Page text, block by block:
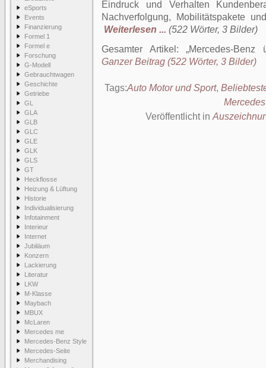
eSports
Events
Finanzierung
Formel 1
Formel e
Forschung
G-Modell
Gebrauchtwagen
Geschichte
Getriebe
GL
GLA
GLB
GLC
GLE
GLK
GLS
GT
Heckflosse
Heizung & Lüftung
Historie
Individualisierung
Infotainment
Interieur
Internet
Jubiläum
Konzern
Lackierung
Literatur
LKW
M-Klasse
Maybach
MBUX
McLaren
Mercedes me
Mercedes-Benz Style
Mercedes-Seite
Merchandising
Eindruck und Verhalten
Nachverfolgung, Mobilitätspakete
Weiterlesen ... (522 Wörter, 3 Bilder)
Gesamter Artikel:
Mercedes-Benz
Ganzer Beitrag (522 Wörter, 3 Bilder)
Tags:Auto Motor und Sport,
Veröffentlicht in